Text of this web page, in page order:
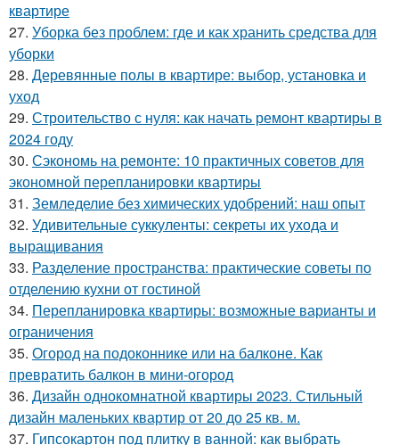
квартире
27. Уборка без проблем: где и как хранить средства для
уборки
28. Деревянные полы в квартире: выбор, установка и
уход
29. Строительство с нуля: как начать ремонт квартиры в
2024 году
30. Сэкономь на ремонте: 10 практичных советов для
экономной перепланировки квартиры
31. Земледелие без химических удобрений: наш опыт
32. Удивительные суккуленты: секреты их ухода и
выращивания
33. Разделение пространства: практические советы по
отделению кухни от гостиной
34. Перепланировка квартиры: возможные варианты и
ограничения
35. Огород на подоконнике или на балконе. Как
превратить балкон в мини-огород
36. Дизайн однокомнатной квартиры 2023. Стильный
дизайн маленьких квартир от 20 до 25 кв. м.
37. Гипсокартон под плитку в ванной: как выбрать